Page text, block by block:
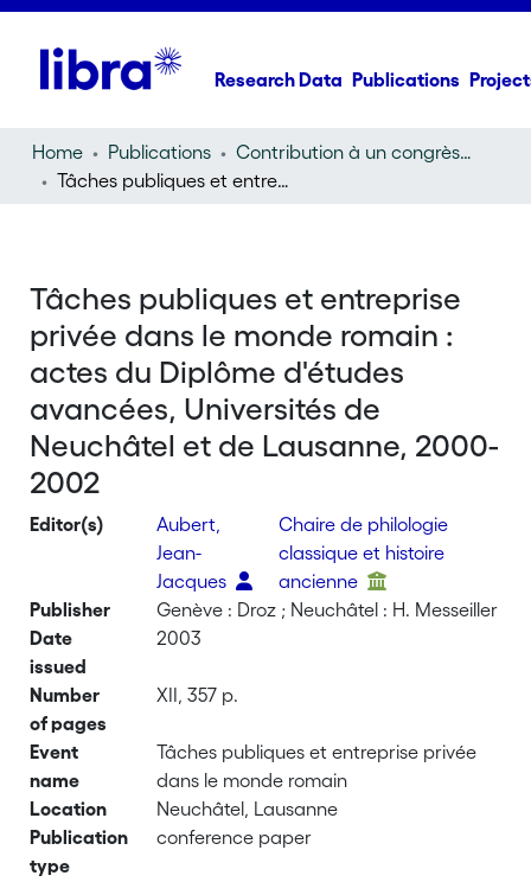
Research Data Publications
Home Publications
Contribution à un congrès (conference paper)
Tâches publiques et entreprise privée dans le monde romain : actes du Diplôme d'études avancées, Universités de Neuchâtel et de Lausanne, 2000-2002
Tâches publiques et entreprise
privée dans le monde romain :
actes du Diplôme d'études
avancées, Universités de
Neuchâtel et de Lausanne, 2000-
2002
Editor(s)
Aubert,
Jean-
Jacques
Chaire de philologie
classique et histoire
ancienne
Publisher
Genève : Droz ; Neuchâtel : H. Messeiller
Date
issued
2003
Number
of pages
XII, 357 p.
Event
name
Tâches publiques et entreprise privée
dans le monde romain
Location
Neuchâtel, Lausanne
Publication
type
conference paper